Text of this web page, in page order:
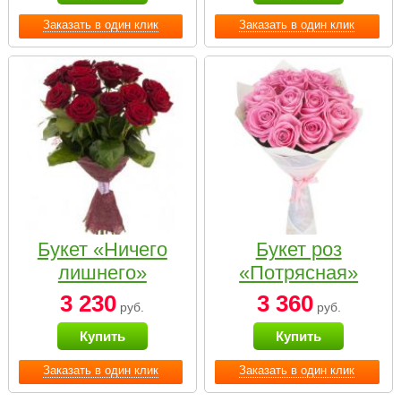
Заказать в один клик Заказать в один клик
Заказать в один клик
Букет «Ничего
лишнего»
3 230 руб.
Купить
Заказать в один клик
Букет роз
«Потрясная»
3 360руб.
Купить